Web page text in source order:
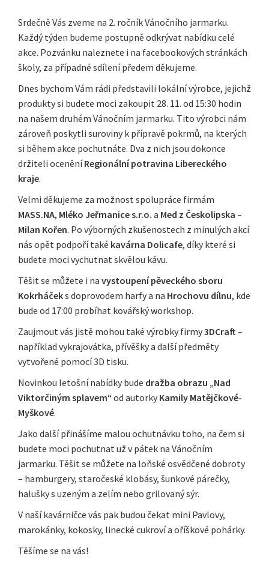
Srdečně Vás zveme na 2. ročník Vánočního jarmarku.
Každý týden budeme postupně odkrývat nabídku celé
akce. Pozvánku naleznete i na facebookových stránkách
školy, za případné sdílení předem děkujeme.
Dnes bychom Vám rádi představili lokální výrobce, jejichž
produkty si budete moci zakoupit 28. 11. od 15:30 hodin
na našem druhém Vánočním jarmarku. Tito výrobci nám
zároveň poskytli suroviny k přípravě pokrmů, na kterých
si během akce pochutnáte. Dva z nich jsou dokonce
držiteli oceněníRegionální potravina Libereckého
kraje.
Velmi děkujeme za možnost spolupráce firmám
MASS.NA, Mléko Jeřmanice s.r.o. a Med z Českolipska –
Milan Kořen. Po výborných zkušenostech z minulých akcí
nás opět podpoří také kavárna Dolicafe, díky které si
budete moci vychutnat skvělou kávu.
Těšit se můžete i na vystoupení pěveckého sboru
Kokrháčeks doprovodem harfy a na Hrochovu dílnu, kde
bude od 17:00 probíhat kovářský workshop.
Zaujmout vás jistě mohou také výrobky firmy3DCraft–
například vykrajovátka, přívěšky a další předměty
vytvořené pomocí 3D tisku.
Novinkou letošní nabídky bude dražba obrazu „Nad
Viktorčiným splavem“ od autorky Kamily Matějčkové-
Myškové.
Jako další přinášíme malou ochutnávku toho, na čem si
budete moci pochutnat už v pátek na Vánočním
jarmarku. Těšit se můžete na loňské osvědčené dobroty
– hamburgery, staročeské klobásy, šunkové párečky,
halušky s uzeným a zelím nebo grilovaný sýr.
V naší kavárničce vás pak budou čekat mini Pavlovy,
marokánky, kokosky, linecké cukroví a oříškové pohárky.
Těšíme se na vás!